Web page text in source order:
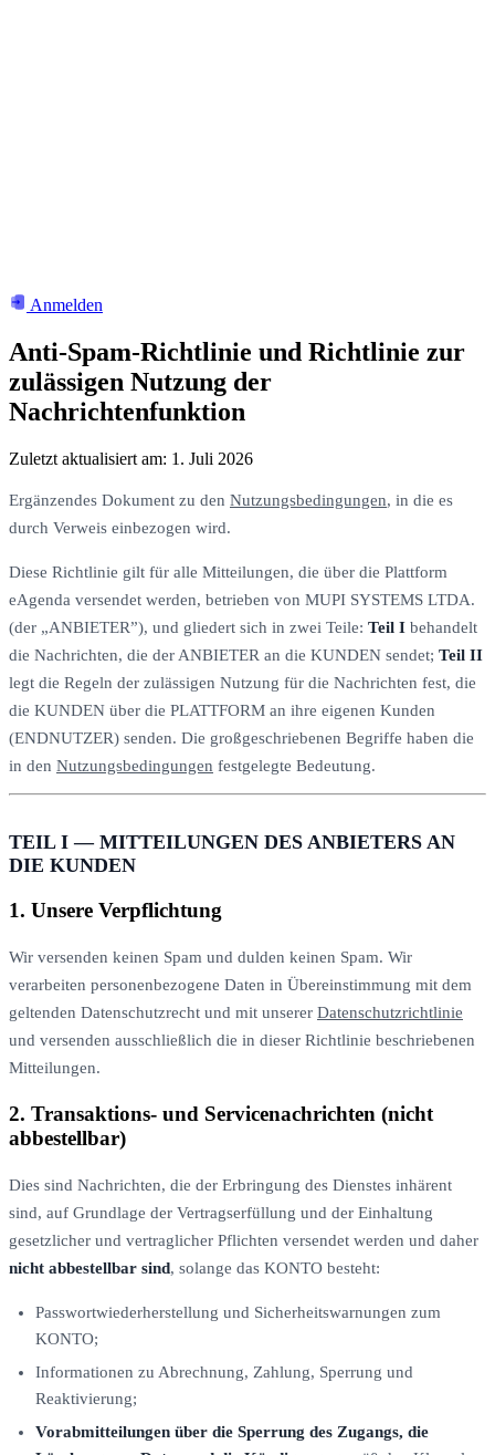
Anmelden
Anti-Spam-Richtlinie und Richtlinie zur
zulässigen Nutzung der
Nachrichtenfunktion
Zuletzt aktualisiert am: 1. Juli 2026
Ergänzendes Dokument zu den Nutzungsbedingungen, in die es
durch Verweis einbezogen wird.
Diese Richtlinie gilt für alle Mitteilungen, die über die Plattform
eAgenda versendet werden, betrieben von MUPI SYSTEMS LTDA.
(der „ANBIETER”), und gliedert sich in zwei Teile: Teil I behandelt
die Nachrichten, die der ANBIETER an die KUNDEN sendet; Teil II
legt die Regeln der zulässigen Nutzung für die Nachrichten fest, die
die KUNDEN über die PLATTFORM an ihre eigenen Kunden
(ENDNUTZER) senden. Die großgeschriebenen Begriffe haben die
in den Nutzungsbedingungen festgelegte Bedeutung.
TEIL I — MITTEILUNGEN DES ANBIETERS AN
DIE KUNDEN
1. Unsere Verpflichtung
Wir versenden keinen Spam und dulden keinen Spam. Wir
verarbeiten personenbezogene Daten in Übereinstimmung mit dem
geltenden Datenschutzrecht und mit unserer Datenschutzrichtlinie
und versenden ausschließlich die in dieser Richtlinie beschriebenen
Mitteilungen.
2. Transaktions- und Servicenachrichten (nicht
abbestellbar)
Dies sind Nachrichten, die der Erbringung des Dienstes inhärent
sind, auf Grundlage der Vertragserfüllung und der Einhaltung
gesetzlicher und vertraglicher Pflichten versendet werden und daher
nicht abbestellbar sind, solange das KONTO besteht:
Passwortwiederherstellung und Sicherheitswarnungen zum
KONTO;
Informationen zu Abrechnung, Zahlung, Sperrung und
Reaktivierung;
Vorabmitteilungen über die Sperrung des Zugangs, die